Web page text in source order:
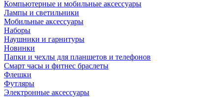
Компьютерные и мобильные аксессуары
Лампы и светильники
Мобильные аксессуары
Наборы
Наушники и гарнитуры
Новинки
Папки и чехлы для планшетов и телефонов
Смарт часы и фитнес браслеты
Флешки
Футляры
Электронные аксессуары